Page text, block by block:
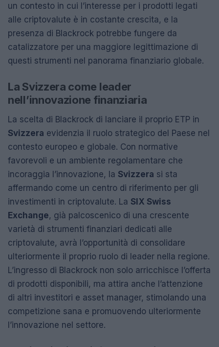
un contesto in cui l’interesse per i prodotti legati
alle criptovalute è in costante crescita, e la
presenza di Blackrock potrebbe fungere da
catalizzatore per una maggiore legittimazione di
questi strumenti nel panorama finanziario globale.
La Svizzera come leader
nell’innovazione finanziaria
La scelta di Blackrock di lanciare il proprio ETP in
Svizzera evidenzia il ruolo strategico del Paese nel
contesto europeo e globale. Con normative
favorevoli e un ambiente regolamentare che
incoraggia l’innovazione, la Svizzera si sta
affermando come un centro di riferimento per gli
investimenti in criptovalute. La SIX Swiss
Exchange, già palcoscenico di una crescente
varietà di strumenti finanziari dedicati alle
criptovalute, avrà l’opportunità di consolidare
ulteriormente il proprio ruolo di leader nella regione.
L’ingresso di Blackrock non solo arricchisce l’offerta
di prodotti disponibili, ma attira anche l’attenzione
di altri investitori e asset manager, stimolando una
competizione sana e promuovendo ulteriormente
l’innovazione nel settore.